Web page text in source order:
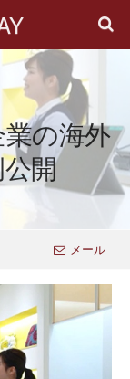
の海外
開
メール